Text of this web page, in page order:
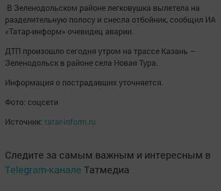
В Зеленодольском районе легковушка вылетела на
разделительную полосу и снесла отбойник, сообщил ИА
«Татар-информ» очевидец аварии.
ДТП произошло сегодня утром на трассе Казань –
Зеленодольск в районе села Новая Тура.
Информация о пострадавших уточняется.
Фото: соцсети
Источник: tatar-inform.ru
Следите за самым важным и интересным в
Telegram-канале Татмедиа